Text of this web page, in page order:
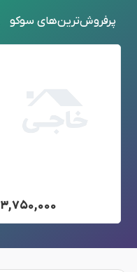
پرفروش‌ترین‌های سوکو
۳,۷۵۰,۰۰۰